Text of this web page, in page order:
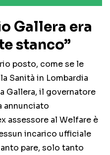
Gallera era
stanco”
posto, come se le
Sanità in Lombardia
Gallera, il governatore
annunciato
assessore al Welfare è
incarico ufficiale
pare, solo tanto